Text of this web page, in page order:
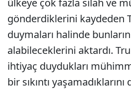
ülkeye çok fazla silah ve
gönderdiklerini kaydeden
duymaları halinde bunların
alabileceklerini aktardı.
ihtiyaç duydukları
bir sıkıntı